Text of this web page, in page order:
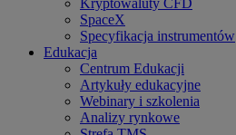
SpaceX
Specyfikacja instrumentów
Edukacja
Centrum Edukacji
Artykuły edukacyjne
Webinary i szkolenia
Analizy rynkowe